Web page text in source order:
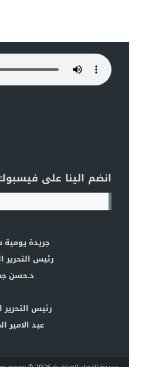
انضم الينا على
جريدة
رئيس
د.حسن
رئيس التحرير
عبد الامير